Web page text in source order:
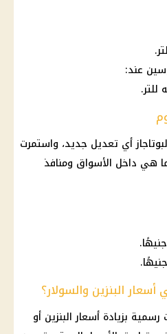
عند:
أي تعديل جديد، واستمرت
هي داخل الأسواق ومنافذ
البنزين والسولار؟
بزيادة أسعار البنزين أو